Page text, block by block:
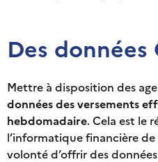
Des
Mettre à disposition des
données des versements
hebdomadaire. Cela est le
l’informatique financière de
volonté d’offrir des